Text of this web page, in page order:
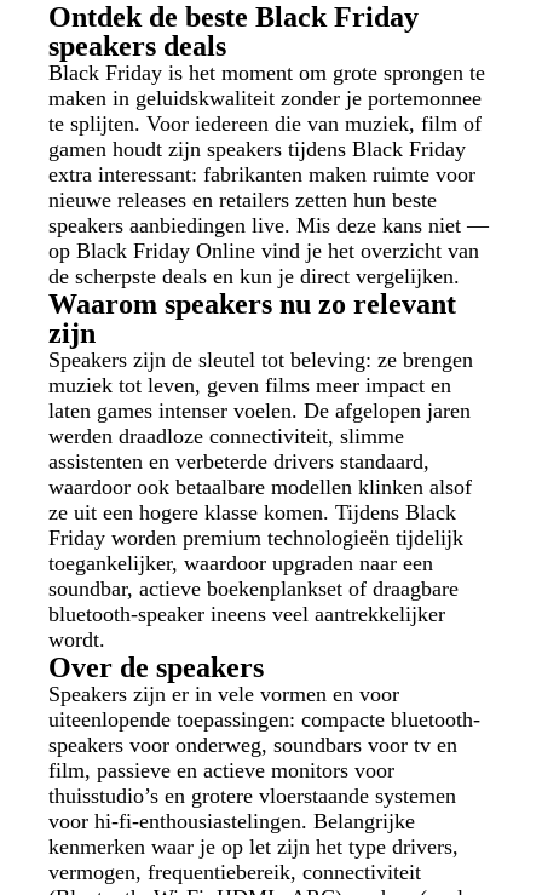
Ontdek de beste Black Friday
speakers deals
Black Friday is het moment om grote sprongen te
maken in geluidskwaliteit zonder je portemonnee
te splijten. Voor iedereen die van muziek, film of
gamen houdt zijn speakers tijdens Black Friday
extra interessant: fabrikanten maken ruimte voor
nieuwe releases en retailers zetten hun beste
speakers aanbiedingen live. Mis deze kans niet —
op Black Friday Online vind je het overzicht van
de scherpste deals en kun je direct vergelijken.
Waarom speakers nu zo relevant
zijn
Speakers zijn de sleutel tot beleving: ze brengen
muziek tot leven, geven films meer impact en
laten games intenser voelen. De afgelopen jaren
werden draadloze connectiviteit, slimme
assistenten en verbeterde drivers standaard,
waardoor ook betaalbare modellen klinken alsof
ze uit een hogere klasse komen. Tijdens Black
Friday worden premium technologieën tijdelijk
toegankelijker, waardoor upgraden naar een
soundbar, actieve boekenplankset of draagbare
bluetooth-speaker ineens veel aantrekkelijker
wordt.
Over de speakers
Speakers zijn er in vele vormen en voor
uiteenlopende toepassingen: compacte bluetooth-
speakers voor onderweg, soundbars voor tv en
film, passieve en actieve monitors voor
thuisstudio’s en grotere vloerstaande systemen
voor hi-fi-enthousiastelingen. Belangrijke
kenmerken waar je op let zijn het type drivers,
vermogen, frequentiebereik, connectiviteit